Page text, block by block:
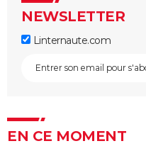
NEWSLETTER
Linternaute.com
EN CE MOMENT